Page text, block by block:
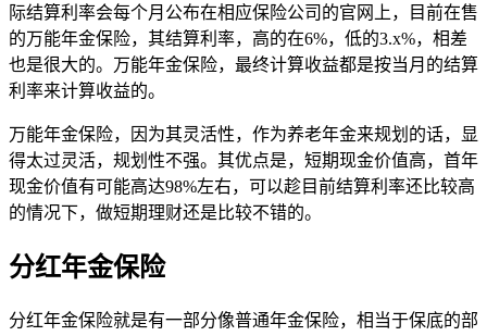
际结算利率会每个月公布在相应保险公司的官网上，目前在售
的万能年金保险，其结算利率，高的在6%，低的3.x%，相差
也是很大的。万能年金保险，最终计算收益都是按当月的结算
利率来计算收益的。
万能年金保险，因为其灵活性，作为养老年金来规划的话，显
得太过灵活，规划性不强。其优点是，短期现金价值高，首年
现金价值有可能高达98%左右，可以趁目前结算利率还比较高
的情况下，做短期理财还是比较不错的。
分红年金保险
分红年金保险就是有一部分像普通年金保险，相当于保底的部